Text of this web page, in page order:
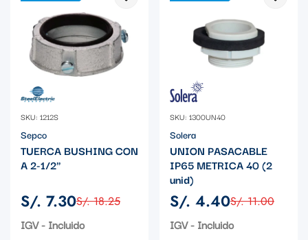
SKU: 1212S
Sepco
TUERCA BUSHING CON
A 2-1/2"
Precio
de
S/. 7.30
Precio
regular
S/. 18.25
IGV - Incluido
SKU: 1300UN40
Solera
UNION PASACABLE
IP65 METRICA 40 (2
unid)
Precio
de
S/. 4.40
Precio
regular
S/. 11.00
IGV - Incluido